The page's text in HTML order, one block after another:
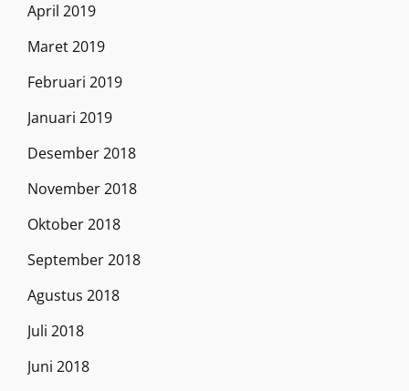
April 2019
Maret 2019
Februari 2019
Januari 2019
Desember 2018
November 2018
Oktober 2018
September 2018
Agustus 2018
Juli 2018
Juni 2018